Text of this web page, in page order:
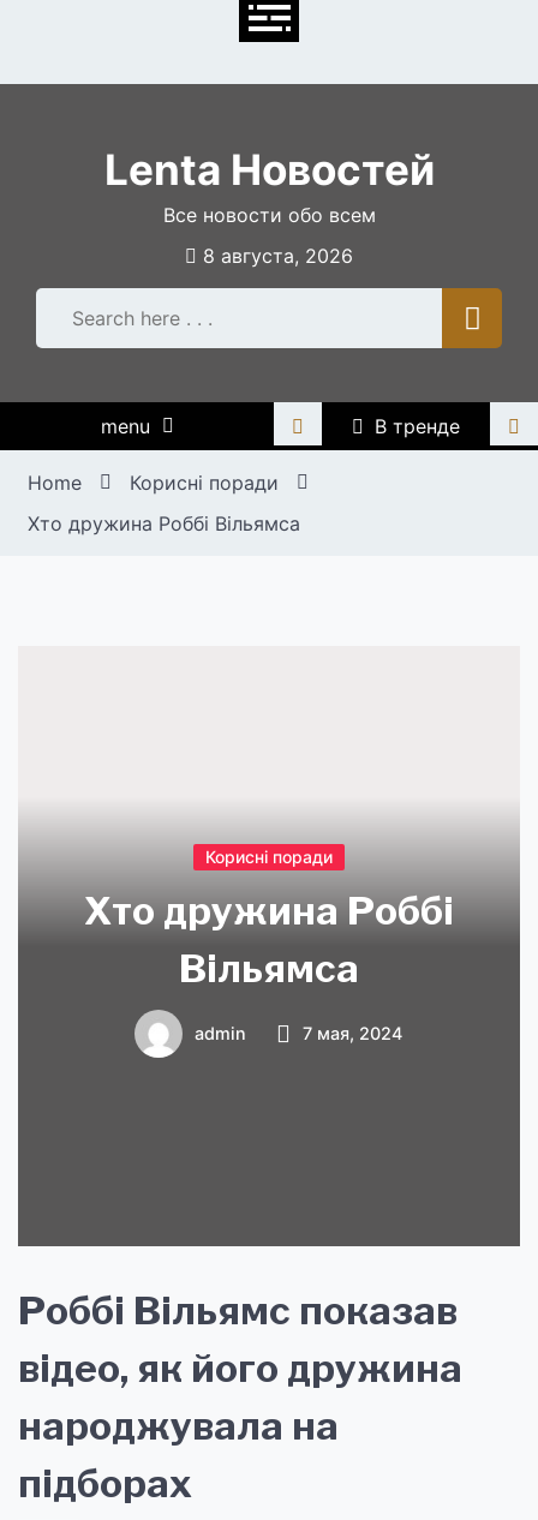
Lenta Новостей
Все новости обо всем
8 августа, 2026
menu В тренде
Home
Корисні поради
Хто дружина Роббі Вільямса
Корисні поради
Хто дружина Роббі
Вільямса
admin 7 мая, 2024
Роббі Вільямс показав
відео, як його дружина
народжувала на
підборах